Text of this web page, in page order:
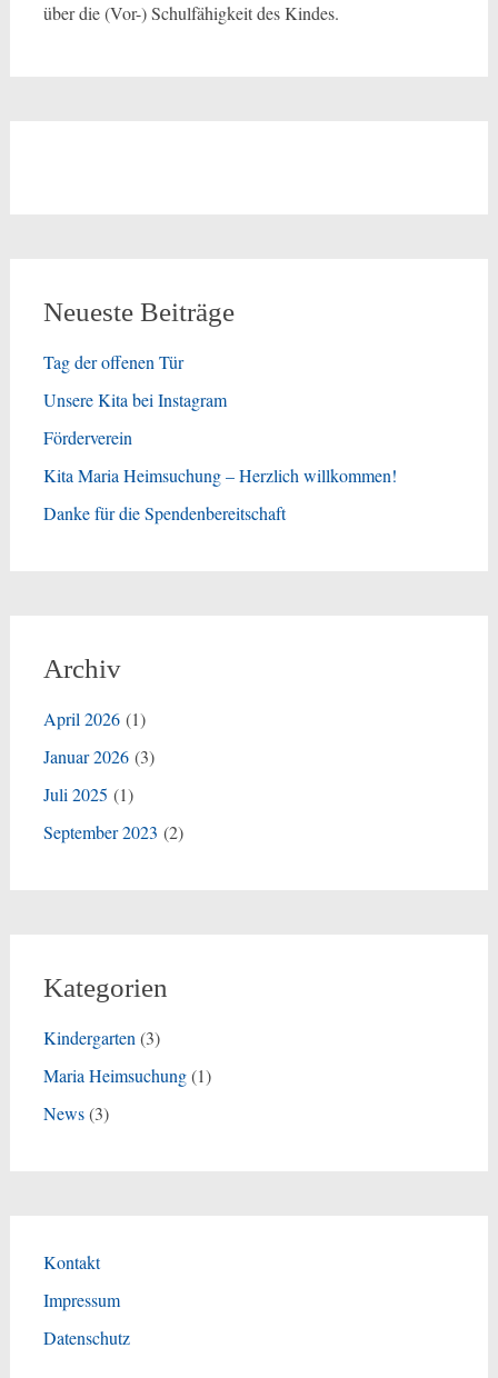
über die (Vor-) Schulfähigkeit des Kindes.
Neueste Beiträge
Tag der offenen Tür
Unsere Kita bei Instagram
Förderverein
Kita Maria Heimsuchung – Herzlich willkommen!
Danke für die Spendenbereitschaft
Archiv
April 2026(1)
Januar 2026(3)
Juli 2025 (1)
September 2023 (2)
Kategorien
Kindergarten (3)
Maria Heimsuchung(1)
News(3)
Kontakt
Impressum
Datenschutz